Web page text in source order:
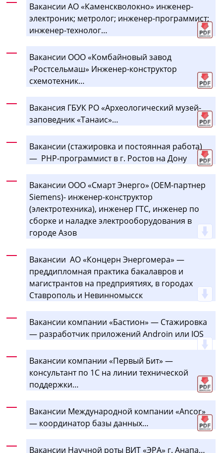
Вакансии АО «Каменскволокно» инженер-
электроник; метролог; инженер-программист;
инженер-технолог…
Вакансии ООО «Комбайновый завод
«Ростсельмаш» Инженер-конструктор
схемотехник…
Вакансия ГБУК РО «Археологический музей-
заповедник «Танаис»…
Вакансии (стажировка и постоянная работа)
— PHP-программист в г. Ростов на Дону
Вакансии ООО «Смарт Энерго» (OEM-партнер
Siemens)- инженер-конструктор
(электротехника), инженер ГТС, инженер по
сборке и наладке электрооборудования в
городе Азов
Вакансии АО «Концерн Энергомера» —
преддипломная практика бакалавров и
магистрантов на предприятиях, в городах
Ставрополь и Невинномысск
Вакансии компании «Бастион» — Стажировка
— разработчик приложений Androin или IOS
Вакансии компании «Первый Бит» —
консультант по 1С на линии технической
поддержки…
Вакансии Международной компании «Ancor»
— координатор базы данных…
Вакансии Научной роты ВИТ «ЭРА» г. Анапа…